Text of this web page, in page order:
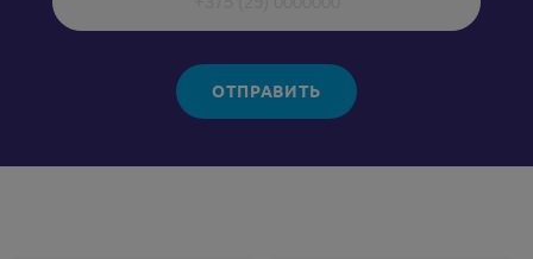
ОТПРАВИТЬ